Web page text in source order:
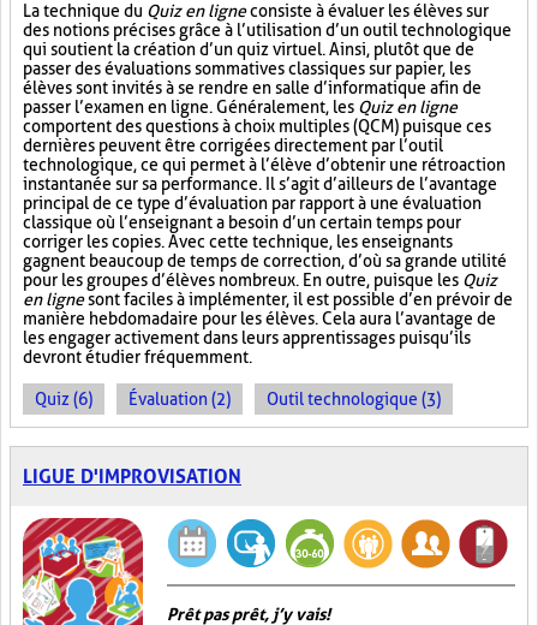
La technique du Quiz en ligneconsiste à évaluer les élèves sur
des notions précises grâce à l’utilisation d’un outil technologique
qui soutient la création d’un quiz virtuel. Ainsi, plutôt que de
passer des évaluations sommatives classiques sur papier, les
élèves sont invités à se rendre en salle d’informatique afin de
passer l’examen en ligne. Généralement, les Quiz en ligne
comportent des questions à choix multiples (QCM) puisque ces
dernières peuvent être corrigées directement par l’outil
technologique, ce qui permet à l’élève d’obtenir une rétroaction
instantanée sur sa performance. Il s’agit d’ailleurs de l’avantage
principal de ce type d’évaluation par rapport à une évaluation
classique où l’enseignant a besoin d’un certain temps pour
corriger les copies. Avec cette technique, les enseignants
gagnent beaucoup de temps de correction, d’où sa grande utilité
pour les groupes d’élèves nombreux. En outre, puisque les Quiz
en lignesont faciles à implémenter, il est possible d’en prévoir de
manière hebdomadaire pour les élèves. Cela aura l’avantage de
les engager activement dans leurs apprentissages puisqu’ils
devront étudier fréquemment.
Quiz (6) Évaluation (2) Outil technologique (3)
LIGUE D'IMPROVISATION
Prêt pas prêt, j’y vais!